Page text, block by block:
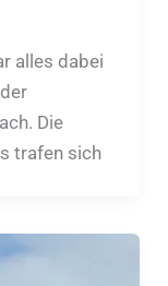
alles dabei
Die
trafen sich